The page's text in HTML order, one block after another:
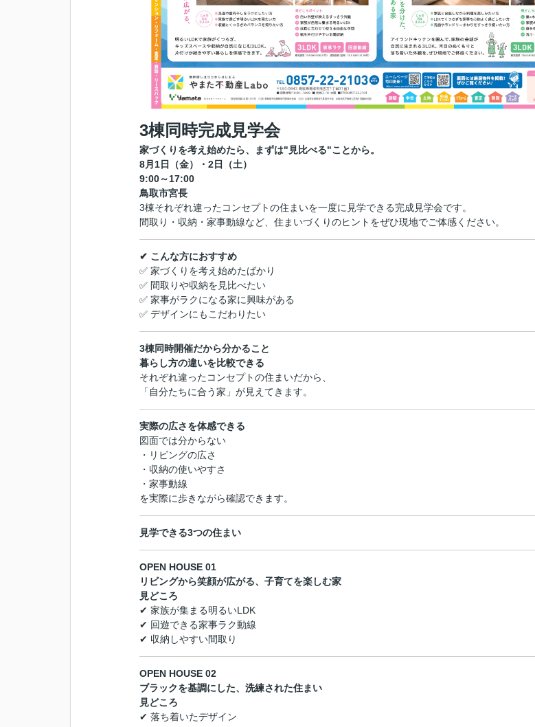
3棟同時完成見学会
家づくりを考え始めたら、まずは"見比べる"ことから。
8月1日（金）・2日（土）
9:00～17:00
鳥取市宮長
3棟それぞれ違ったコンセプトの住まいを一度に見学できる完成見学会です。
間取り・収納・家事動線など、住まいづくりのヒントをぜひ現地でご体感ください。
✔ こんな方におすすめ
✅ 家づくりを考え始めたばかり
✅ 間取りや収納を見比べたい
✅ 家事がラクになる家に興味がある
✅ デザインにもこだわりたい
3棟同時開催だから分かること
暮らし方の違いを比較できる
それぞれ違ったコンセプトの住まいだから、
「自分たちに合う家」が見えてきます。
実際の広さを体感できる
図面では分からない
・リビングの広さ
・収納の使いやすさ
・家事動線
を実際に歩きながら確認できます。
見学できる3つの住まい
OPEN HOUSE 01
リビングから笑顔が広がる、子育てを楽しむ家
見どころ
✔ 家族が集まる明るいLDK
✔ 回遊できる家事ラク動線
✔ 収納しやすい間取り
OPEN HOUSE 02
ブラックを基調にした、洗練された住まい
見どころ
✔ 落ち着いたデザイン